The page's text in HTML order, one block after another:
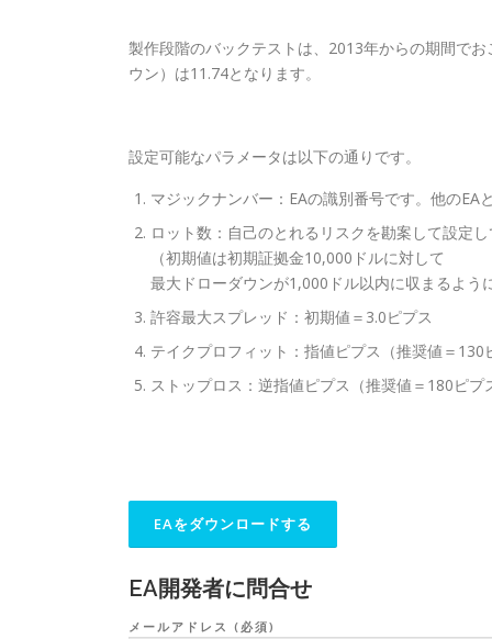
製作段階のバックテストは、2013年からの期間で
ウン）は11.74となります。
設定可能なパラメータは以下の通りです。
マジックナンバー：EAの識別番号です。他のEA
ロット数：自己のとれるリスクを勘案して設定
（初期値は初期証拠金10,000ドルに対して
最大ドローダウンが1,000ドル以内に収まるよう
許容最大スプレッド：初期値＝3.0ピプス
テイクプロフィット：指値ピプス（推奨値＝130
ストップロス：逆指値ピプス（推奨値＝180ピプ
EA開発者に問合せ
メールアドレス (必須)